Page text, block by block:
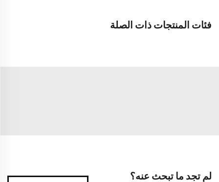
فئات المنتجات ذات الصلة
لم تجد ما تبحث عنه؟